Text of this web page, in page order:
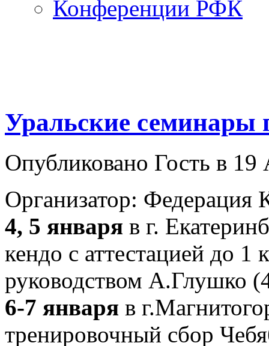
Конференции РФК
Уральские семинары
Опубликовано Гость в
Организатор: Федерация
4, 5 января в г.
кендо с аттестацией до
руководством А.Глушко
6-7 января в
тренировочный сбор